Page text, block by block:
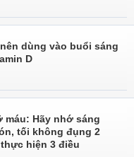
dùng vào buổi sáng
D
máu: Hãy nhớ sáng
tối không đụng 2
hiện 3 điều